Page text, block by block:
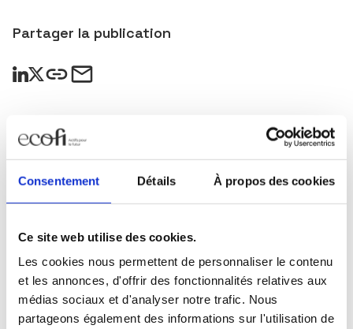
Consentement Détails À propos des cookies
Ce site web utilise des cookies.
Les cookies nous permettent de personnaliser le contenu
et les annonces, d'offrir des fonctionnalités relatives aux
médias sociaux et d'analyser notre trafic. Nous
partageons également des informations sur l'utilisation de
Partager la publication
Restez informés
Sélectionnez les actualités qui vous intéressent et
Toutes nos actualités
Marché du lundi
Mensuel Ecofi